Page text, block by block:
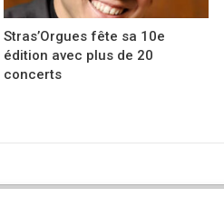
Stras’Orgues fête sa 10e
édition avec plus de 20
concerts